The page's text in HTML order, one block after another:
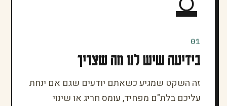
01
בידיעה שיש לנו מה שצריך
זה השקט שמגיע כשאתם יודעים שגם אם ינחת
עליכם בלת"ם מפחיד, עומס חריג או שינוי